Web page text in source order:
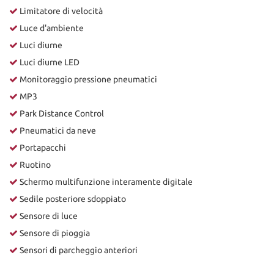
Limitatore di velocità
Luce d'ambiente
Luci diurne
Luci diurne LED
Monitoraggio pressione pneumatici
MP3
Park Distance Control
Pneumatici da neve
Portapacchi
Ruotino
Schermo multifunzione interamente digitale
Sedile posteriore sdoppiato
Sensore di luce
Sensore di pioggia
Sensori di parcheggio anteriori